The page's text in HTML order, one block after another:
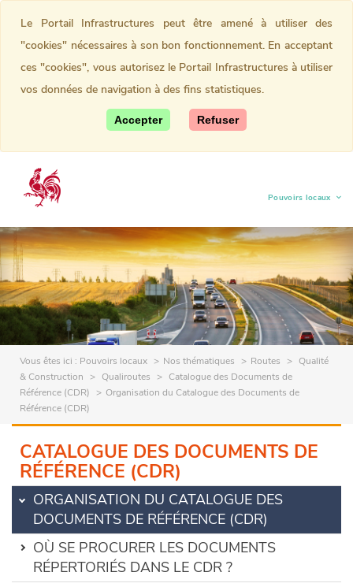
Pouvoirs locaux
(current)
Vous êtes ici : Pouvoirs locaux Nos thématiques Routes
Qualité
& Construction
Qualiroutes
Catalogue des Documents de
Référence (CDR)
Organisation du Catalogue des Documents de
Référence (CDR)
CATALOGUE DES DOCUMENTS DE
RÉFÉRENCE (CDR)
ORGANISATION DU CATALOGUE DES
DOCUMENTS DE RÉFÉRENCE (CDR)
OÙ SE PROCURER LES DOCUMENTS
RÉPERTORIÉS DANS LE CDR ?
Le Portail Infrastructures peut être amené à utiliser des
"cookies" nécessaires à son bon fonctionnement. En acceptant
ces "cookies", vous autorisez le Portail Infrastructures à utiliser
vos données de navigation à des fins statistiques.
Accepter Refuser